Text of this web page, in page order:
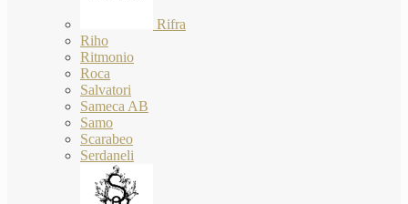
Rifra
Riho
Ritmonio
Roca
Salvatori
Sameca AB
Samo
Scarabeo
Serdaneli